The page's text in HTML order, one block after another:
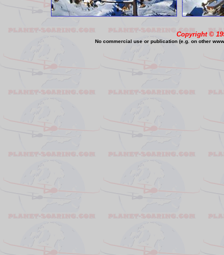
Copyright ©
No commercial use or publication (e.g. on other